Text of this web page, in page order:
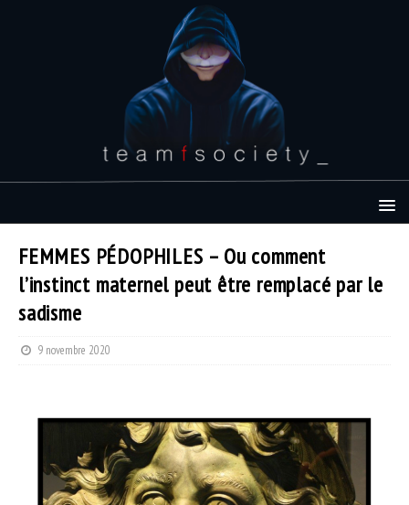
FEMMES PÉDOPHILES – Ou comment
l’instinct maternel peut être remplacé par le
sadisme
9 novembre 2020